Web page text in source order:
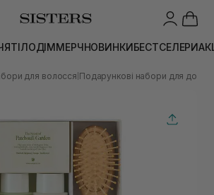
ТІЛОДІММЕРЧНОВИНКИБЕСТСЕЛЕРИ
для волосся Подарункові набори для